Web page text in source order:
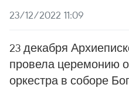
23/12/2022 11:09
23 декабря
провела церемонию
оркестра в соборе